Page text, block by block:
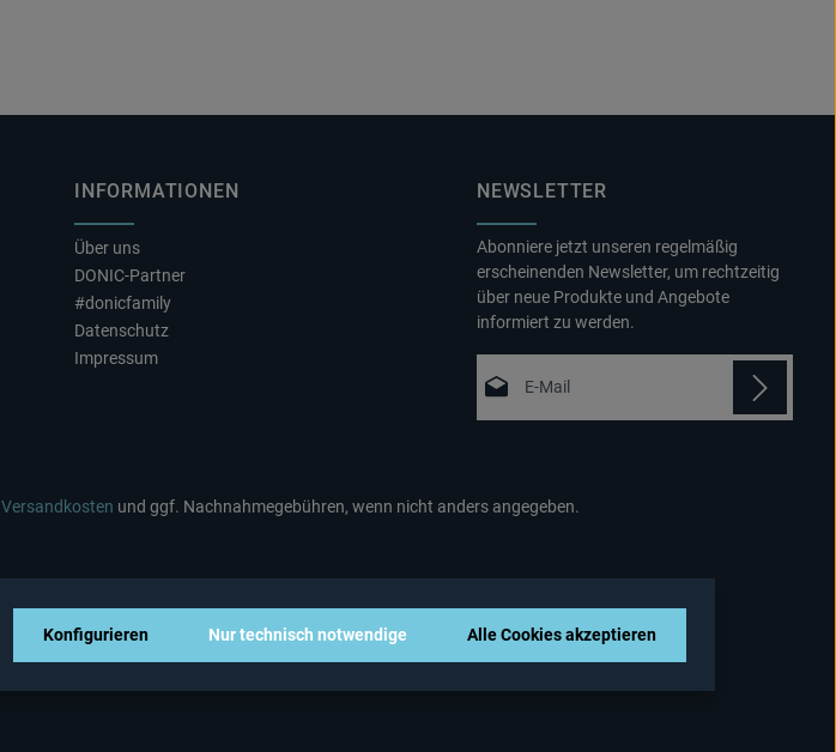
INFORMATIONEN
Über uns
DONIC-Partner
#donicfamily
Datenschutz
Impressum
NEWSLETTER
Abonniere jetzt unseren regelmäßig
erscheinenden Newsletter, um rechtzeitig
über neue Produkte und Angebote
informiert zu werden.
Datenschutzbestimmungen
einverstanden.*
Versandkosten und ggf. Nachnahmegebühren, wenn nicht anders angegeben.
Nur technisch notwendige
Konfigurieren Alle Cookies akzeptieren